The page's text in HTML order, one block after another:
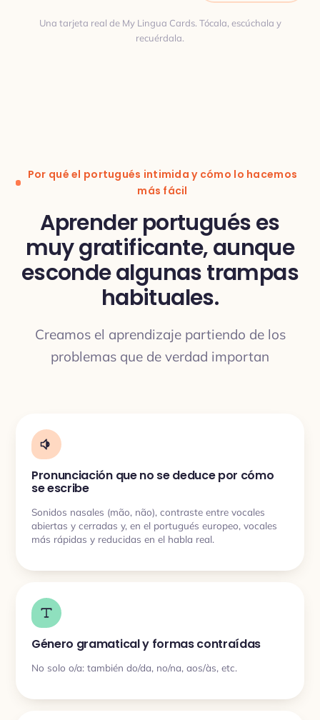
TRADUCCIÓN
Una tarjeta real de My Lingua Cards. Tócala, escúchala y
recuérdala.
Por qué el portugués intimida y cómo lo hacemos
más fácil
Aprender portugués es
muy gratificante, aunque
esconde algunas trampas
habituales.
Creamos el aprendizaje partiendo de los
problemas que de verdad importan
Pronunciación que no se deduce por cómo
se escribe
Sonidos nasales (mão, não), contraste entre vocales
abiertas y cerradas y, en el portugués europeo, vocales
más rápidas y reducidas en el habla real.
Género gramatical y formas contraídas
No solo o/a: también do/da, no/na, aos/às, etc.